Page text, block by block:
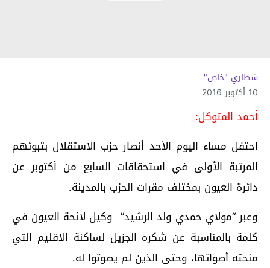
شطاري "خاص"
10 أكتوبر 2016
أحمد المتوكل:
احتفل مساء اليوم الأحد أنصار حزب الاستقلال بتبوئهم
المرتبة الأولى في استحقاقات السابع من أكتوبر عن
دائرة العيون بمختلف مقرات الحزب بالمدينة.
وعبر “مولاي حمدي ولد الرشيد” وكيل لائحة العيون في
كلمة بالمناسبة عن شكره الجزيل لساكنة الاقليم التي
منحته أصواتها، وحتى الذين لم يصوتوا له.